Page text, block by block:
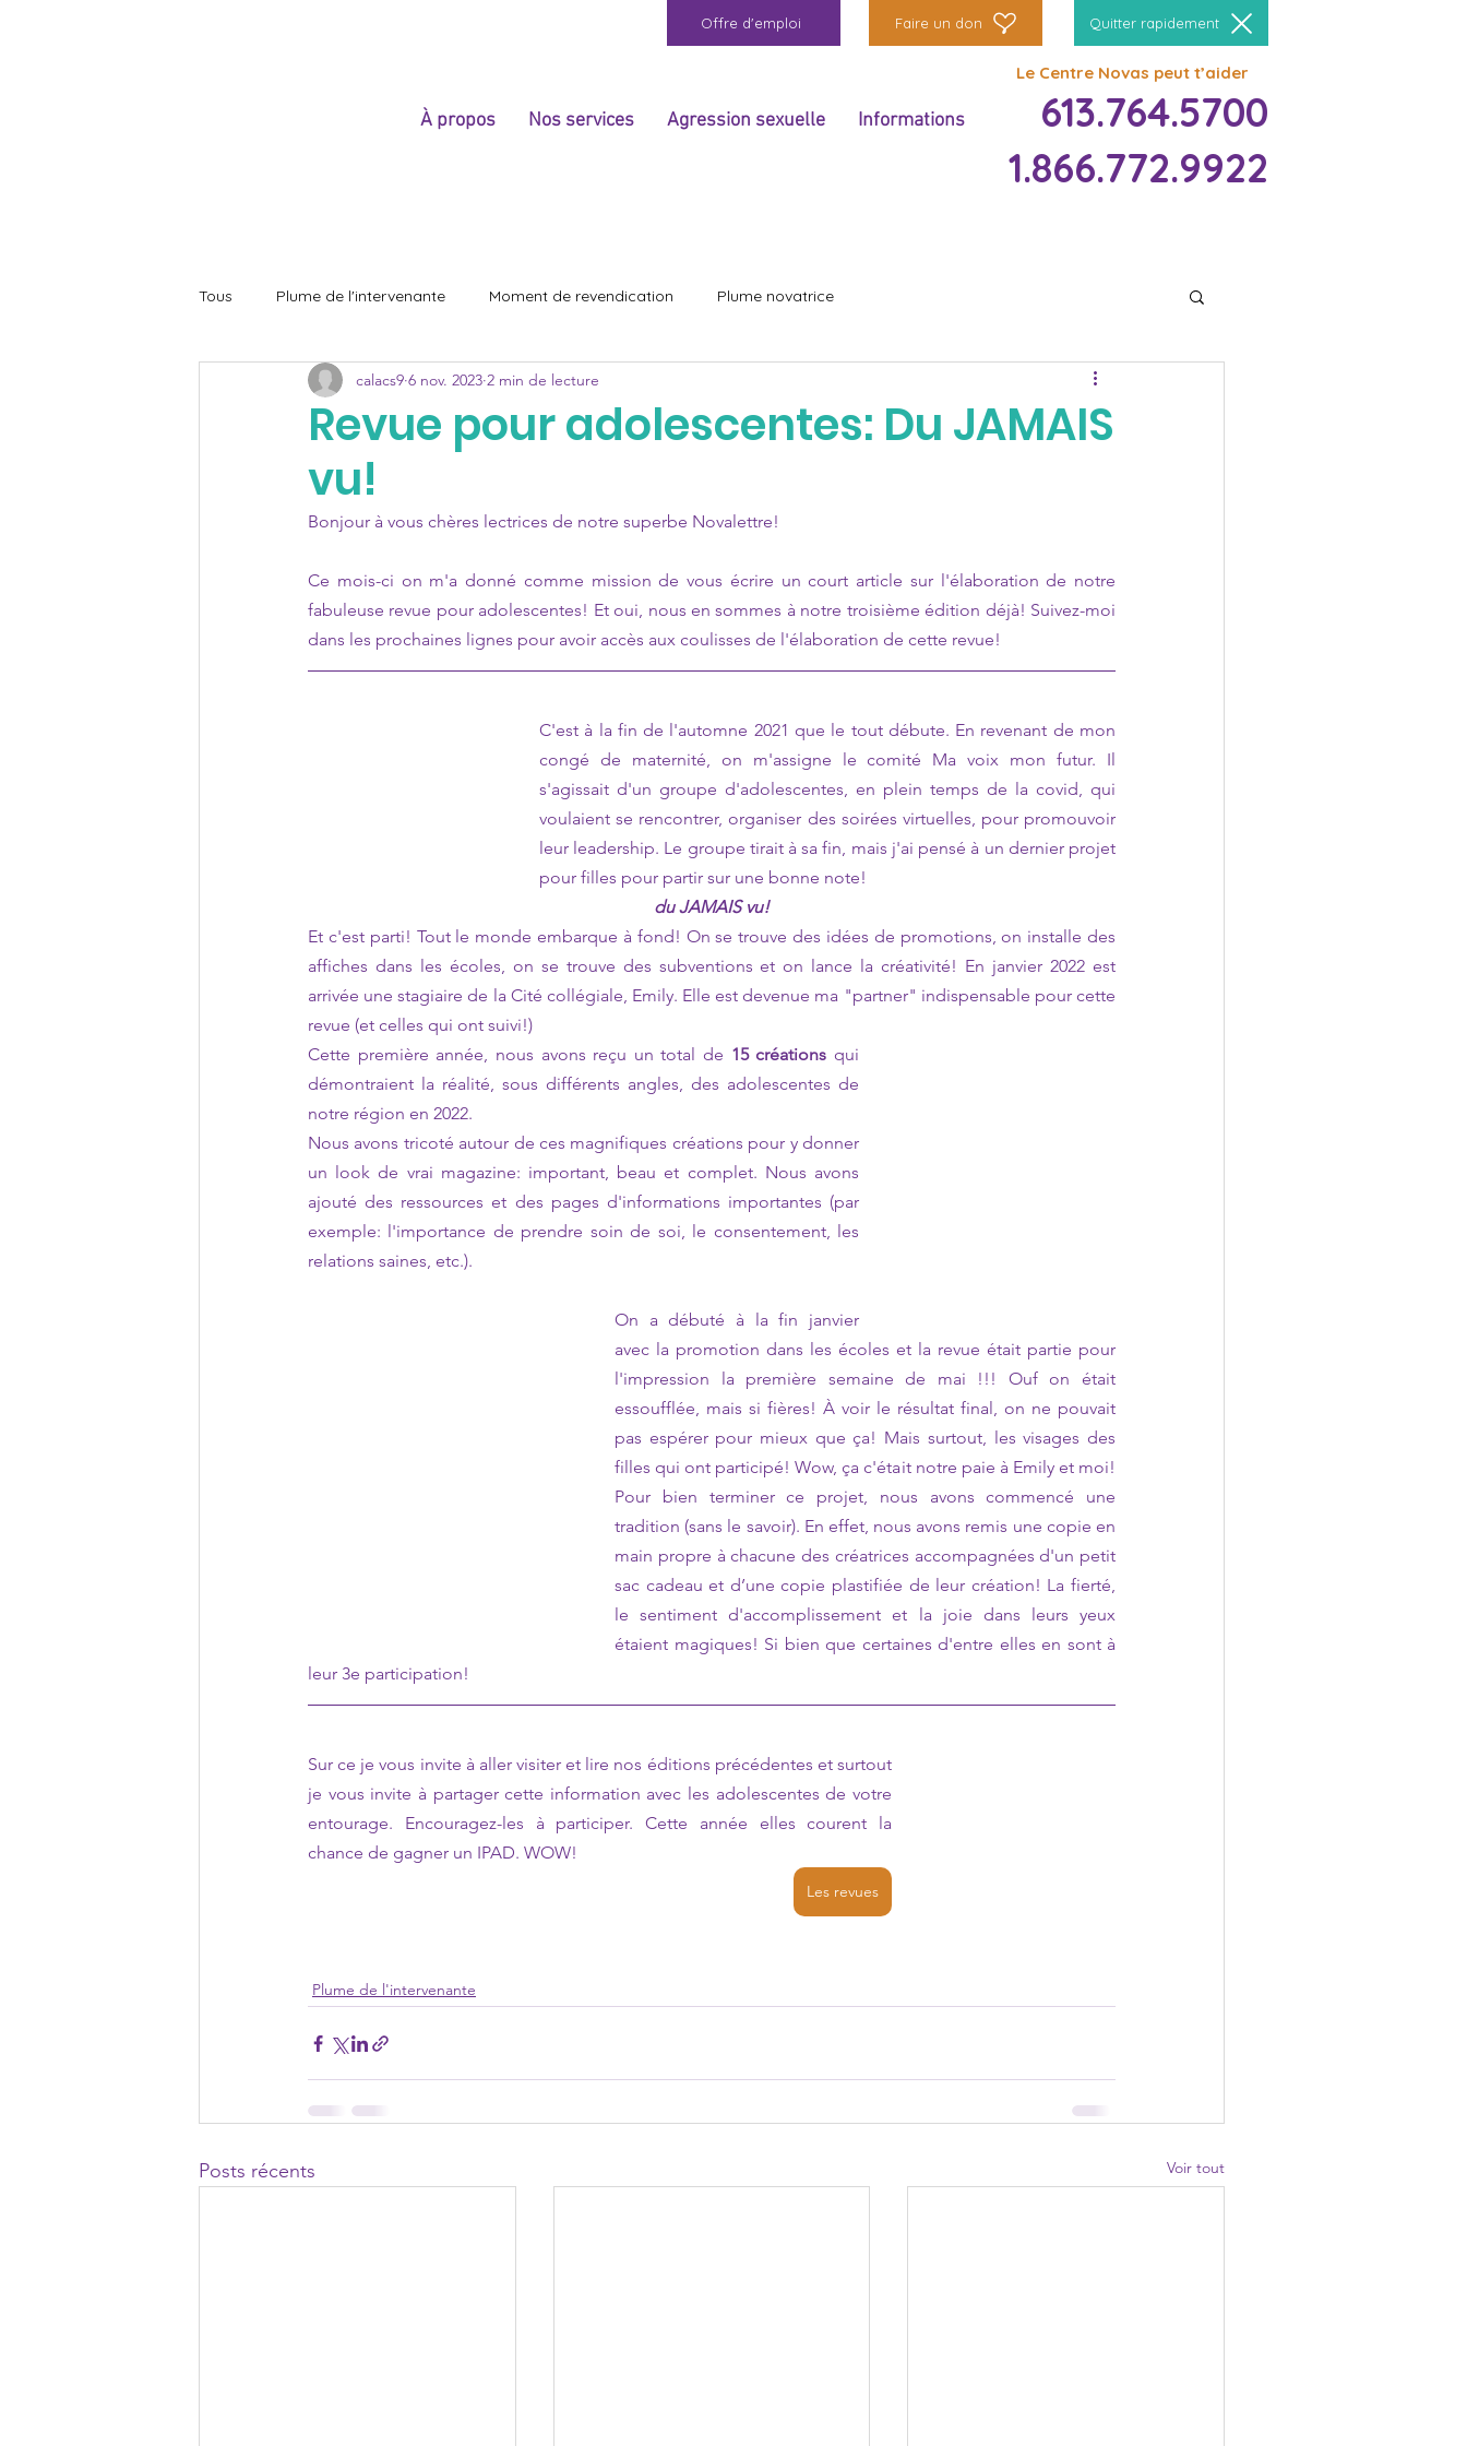
Offre d'emploi Faire un don Quitter rapidement
Le Centre Novas peut t’aider
À propos Nos services Agression sexuelle Informations
613.764.5700
1.866.772.9922
Tous Plume de l'intervenante Moment de revendication Plume novatrice
Revue pour adolescentes: Du JAMAIS
vu!
calacs9 6 nov. 2023 2 min de lecture
Bonjour à vous chères lectrices de notre superbe Novalettre!
Ce mois-ci on m'a donné comme mission de vous écrire un court article sur l'élaboration de notre
fabuleuse revue pour adolescentes! Et oui, nous en sommes à notre troisième édition déjà! Suivez-moi
dans les prochaines lignes pour avoir accès aux coulisses de l'élaboration de cette revue!
C'est à la fin de l'automne 2021 que le tout débute. En revenant de mon
congé de maternité, on m'assigne le comité Ma voix mon futur. Il
s'agissait d'un groupe d'adolescentes, en plein temps de la covid, qui
voulaient se rencontrer, organiser des soirées virtuelles, pour promouvoir
leur leadership. Le groupe tirait à sa fin, mais j'ai pensé à un dernier projet
pour filles pour partir sur une bonne note!
du JAMAIS vu!
Et c'est parti! Tout le monde embarque à fond! On se trouve des idées de promotions, on installe des
affiches dans les écoles, on se trouve des subventions et on lance la créativité! En janvier 2022 est
arrivée une stagiaire de la Cité collégiale, Emily. Elle est devenue ma "partner" indispensable pour cette
revue (et celles qui ont suivi!)
Cette première année, nous avons reçu un total de 15 créations qui
démontraient la réalité, sous différents angles, des adolescentes de
notre région en 2022.
Nous avons tricoté autour de ces magnifiques créations pour y donner
un look de vrai magazine: important, beau et complet. Nous avons
ajouté des ressources et des pages d'informations importantes (par
exemple: l'importance de prendre soin de soi, le consentement, les
relations saines, etc.).
On a débuté à la fin janvier
avec la promotion dans les écoles et la revue était partie pour
l'impression la première semaine de mai !!! Ouf on était
essoufflée, mais si fières! À voir le résultat final, on ne pouvait
pas espérer pour mieux que ça! Mais surtout, les visages des
filles qui ont participé! Wow, ça c'était notre paie à Emily et moi!
Pour bien terminer ce projet, nous avons commencé une
tradition (sans le savoir). En effet, nous avons remis une copie en
main propre à chacune des créatrices accompagnées d'un petit
sac cadeau et d’une copie plastifiée de leur création! La fierté,
le sentiment d'accomplissement et la joie dans leurs yeux
étaient magiques! Si bien que certaines d'entre elles en sont à
leur 3e participation!
Sur ce je vous invite à aller visiter et lire nos éditions précédentes et surtout
je vous invite à partager cette information avec les adolescentes de votre
entourage. Encouragez-les à participer. Cette année elles courent la
chance de gagner un IPAD. WOW!
Les revues
Plume de l'intervenante
Posts récents Voir tout